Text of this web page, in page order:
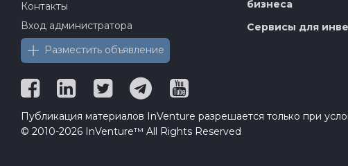
Контакты
Вход администратора
Разместить объявление
бизнеса
Сервисы для
Публикация материалов InVenture разрешается только при
© 2010-2026 InVenture™ All Rights Reserved